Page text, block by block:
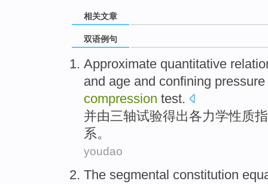
相关文章
双语例句
Approximate quantitative
and age and confining pressure
compression test.
并由三轴试验得出各力学性质
系。
youdao
The segmental constitution